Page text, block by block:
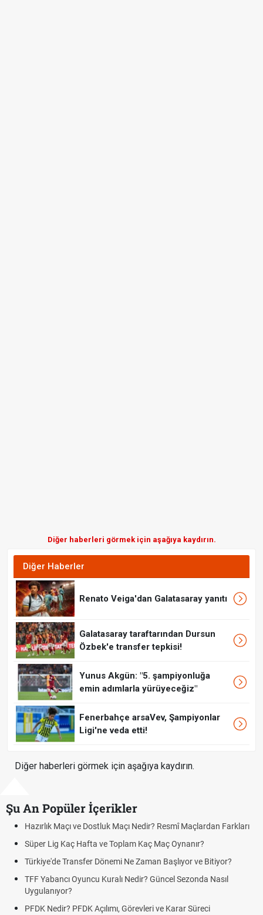
Diğer haberleri görmek için aşağıya kaydırın.
Diğer Haberler
Renato Veiga'dan Galatasaray yanıtı
Galatasaray taraftarından Dursun
Özbek'e transfer tepkisi!
Yunus Akgün: "5. şampiyonluğa
emin adımlarla yürüyeceğiz"
Fenerbahçe arsaVev, Şampiyonlar
Ligi'ne veda etti!
Diğer haberleri görmek için aşağıya kaydırın.
Şu An Popüler İçerikler
Maçı ve Dostluk Maçı Nedir? Resmî Maçlardan Farkları
Kaç Hafta ve Toplam Kaç Maç Oynanır?
Transfer Dönemi Ne Zaman Başlıyor ve Bitiyor?
Oyuncu Kuralı Nedir? Güncel Sezonda Nasıl
PFDK Açılımı, Görevleri ve Karar Süreci
Puan
Futbol